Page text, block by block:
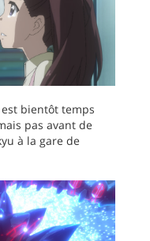
bientôt temps
pas avant de
à la gare de